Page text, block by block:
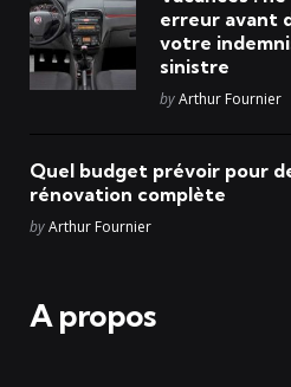
erreur avant
votre
sinistre
Posted
byArthur Fournier
Quel budget prévoir pour
rénovation complète
Posted
byArthur Fournier
A propos